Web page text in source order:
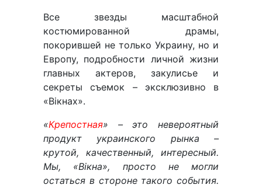
Все звезды масштабной
костюмированной драмы,
покорившей не только Украину, но и
Европу, подробности личной жизни
главных актеров, закулисье и
секреты съемок – эксклюзивно в
«Вікнах».
«Крепостная» – это невероятный
продукт украинского рынка –
крутой, качественный, интересный.
Мы, «Вікна», просто не могли
остаться в стороне такого события.